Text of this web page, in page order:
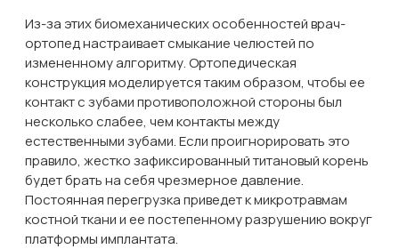
Из-за этих биомеханических особенностей врач-
ортопед настраивает смыкание челюстей по
измененному алгоритму. Ортопедическая
конструкция моделируется таким образом, чтобы ее
контакт с зубами противоположной стороны был
несколько слабее, чем контакты между
естественными зубами. Если проигнорировать это
правило, жестко зафиксированный титановый корень
будет брать на себя чрезмерное давление.
Постоянная перегрузка приведет к микротравмам
костной ткани и ее постепенному разрушению вокруг
платформы имплантата.